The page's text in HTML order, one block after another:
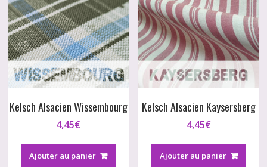
Kelsch Alsacien Wissembourg
4,45€
Ajouter au panier
Kelsch Alsacien Kaysersberg
4,45€
Ajouter au panier